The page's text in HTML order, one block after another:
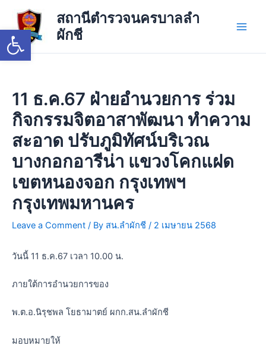
Open toolbar
content
สถานีตำรวจนครบาลลำ
ผักชี
11 ธ.ค.67 ฝ่ายอำนวยการ ร่วม
กิจกรรมจิตอาสาพัฒนา ทำความ
สะอาด ปรับภูมิทัศน์บริเวณ
บางกอกอารีน่า แขวงโคกแฝด
เขตหนองจอก กรุงเทพฯ
กรุงเทพมหานคร
Leave a Comment / By สน.ลำผักชี / 2 เมษายน 2568
วันนี้ 11 ธ.ค.67 เวลา 10.00 น.
ภายใต้การอำนวยการของ
พ.ต.อ.นิรุชพล โยธามาตย์ ผกก.สน.ลำผักชี
มอบหมายให้